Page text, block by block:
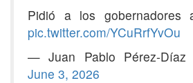
Pidió a los gobernadores
pic.twitter.com/YCuRrfYvOu
— Juan Pablo Pérez-Díaz
June 3, 2026